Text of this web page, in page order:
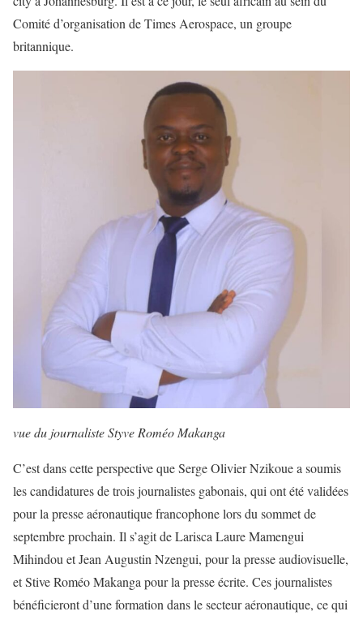
Comité d’organisation de Times Aerospace, un groupe
britannique.
vue du journaliste Styve Roméo Makanga
C’est dans cette perspective que Serge Olivier Nzikoue a soumis
les candidatures de trois journalistes gabonais, qui ont été validées
pour la presse aéronautique francophone lors du sommet de
septembre prochain. Il s’agit de Larisca Laure Mamengui
Mihindou et Jean Augustin Nzengui, pour la presse audiovisuelle,
et Stive Roméo Makanga pour la presse écrite. Ces journalistes
bénéficieront d’une formation dans le secteur aéronautique, ce qui